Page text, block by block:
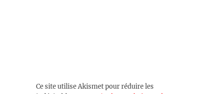
Ce site utilise Akismet pour réduire les